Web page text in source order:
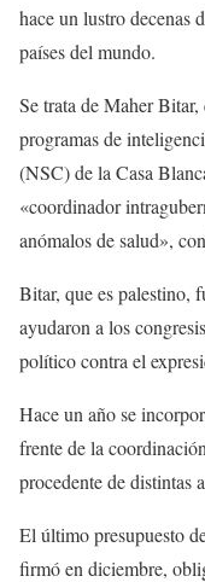
hace un lustro decenas
países del mundo.
Se trata de Maher
programas de
(NSC) de la Casa
«coordinador
anómalos de salud»,
Bitar, que es palestino,
ayudaron a los
político contra el
Hace un año se
frente de la
procedente de distintas
El último presupuesto
firmó en diciembre,